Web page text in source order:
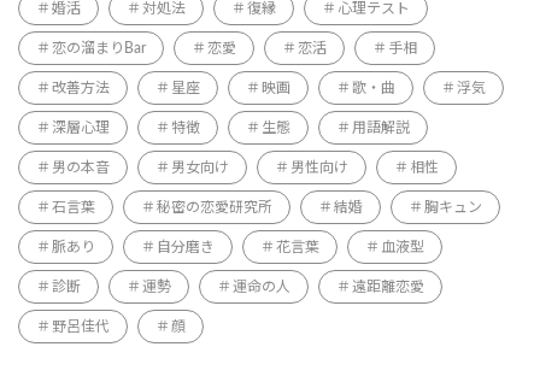
婚活 対処法 復縁 心理テスト
恋の溜まりBar 恋愛 恋活 手相
改善方法 星座 映画 歌・曲 浮気
深層心理 特徴 生態 用語解説
男の本音 男女向け 男性向け 相性
石言葉 秘密の恋愛研究所 結婚 胸キュン
脈あり 自分磨き 花言葉 血液型
診断 運勢 運命の人 遠距離恋愛
野呂佳代 顔